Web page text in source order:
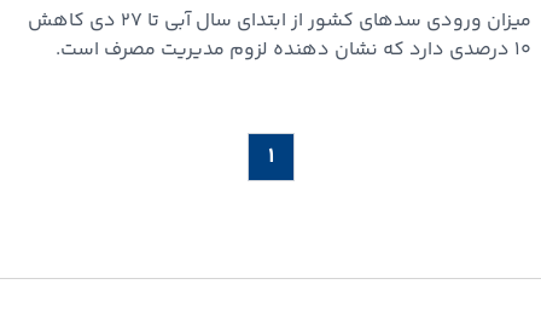
نوتیف
شناور
میزان ورودی سدهای کشور از ابتدای سال آبی تا ۲۷ دی کاهش
۱۰ درصدی دارد که نشان دهنده لزوم مدیریت مصرف است.
۱